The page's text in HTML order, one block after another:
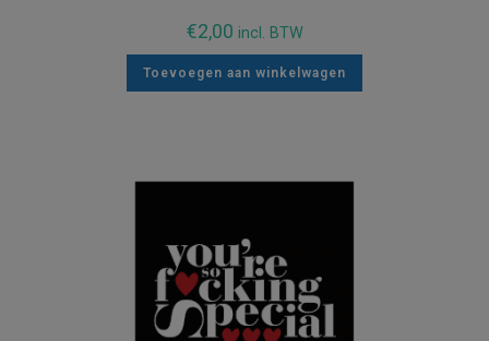
€2,00 incl. BTW
Toevoegen aan winkelwagen